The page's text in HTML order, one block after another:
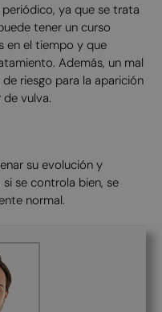
ya que se trata
tener un curso
en el tiempo y que
Además, un mal
riesgo para la aparición
vulva.
su evolución y
se controla bien, se
normal.